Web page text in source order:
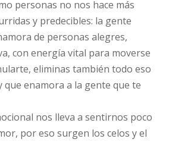
personas no nos hace más
y predecibles: la gente
de personas alegres,
con energía vital para moverse
eliminas también todo eso
que enamora a la gente que te
nos lleva a sentirnos poco
por eso surgen los celos y el